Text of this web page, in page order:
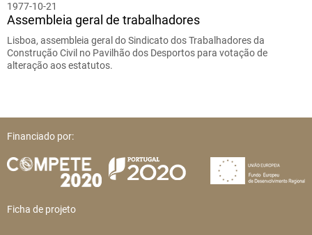
1977-10-21
Assembleia geral de trabalhadores
Lisboa, assembleia geral do Sindicato dos Trabalhadores da
Construção Civil no Pavilhão dos Desportos para votação de
alteração aos estatutos.
Financiado por:
Ficha de projeto